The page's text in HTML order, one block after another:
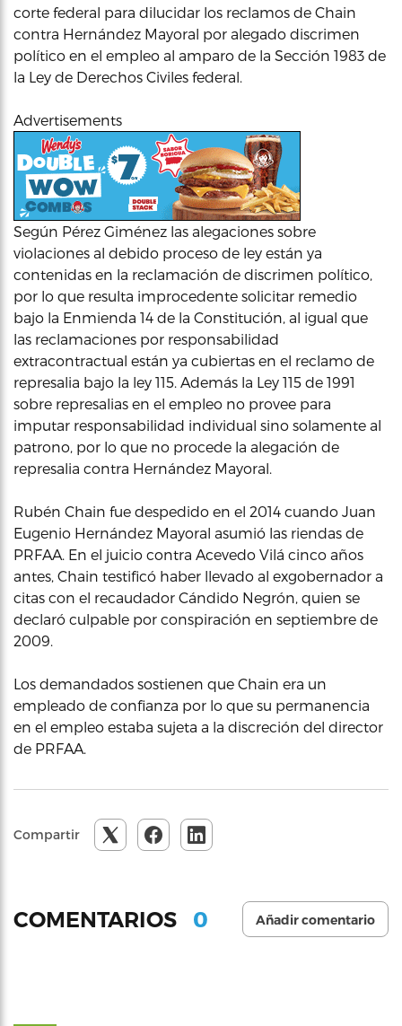
corte federal para dilucidar los reclamos de Chain
contra Hernández Mayoral por alegado discrimen
político en el empleo al amparo de la Sección 1983 de
la Ley de Derechos Civiles federal.
Advertisements
Según Pérez Giménez las alegaciones sobre
violaciones al debido proceso de ley están ya
contenidas en la reclamación de discrimen político,
por lo que resulta improcedente solicitar remedio
bajo la Enmienda 14 de la Constitución, al igual que
las reclamaciones por responsabilidad
extracontractual están ya cubiertas en el reclamo de
represalia bajo la ley 115. Además la Ley 115 de 1991
sobre represalias en el empleo no provee para
imputar responsabilidad individual sino solamente al
patrono, por lo que no procede la alegación de
represalia contra Hernández Mayoral.
Rubén Chain fue despedido en el 2014 cuando Juan
Eugenio Hernández Mayoral asumió las riendas de
PRFAA. En el juicio contra Acevedo Vilá cinco años
antes, Chain testificó haber llevado al exgobernador a
citas con el recaudador Cándido Negrón, quien se
declaró culpable por conspiración en septiembre de
2009.
Los demandados sostienen que Chain era un
empleado de confianza por lo que su permanencia
en el empleo estaba sujeta a la discreción del director
de PRFAA.
Compartir
COMENTARIOS 0 Añadir comentario